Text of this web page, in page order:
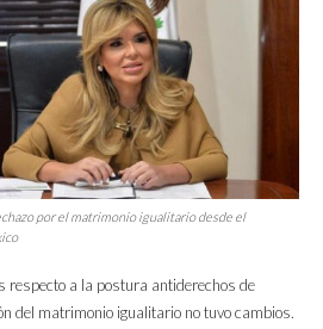
por el matrimonio igualitario desde el
respecto a la postura antiderechos de
del matrimonio igualitario no tuvo cambios.